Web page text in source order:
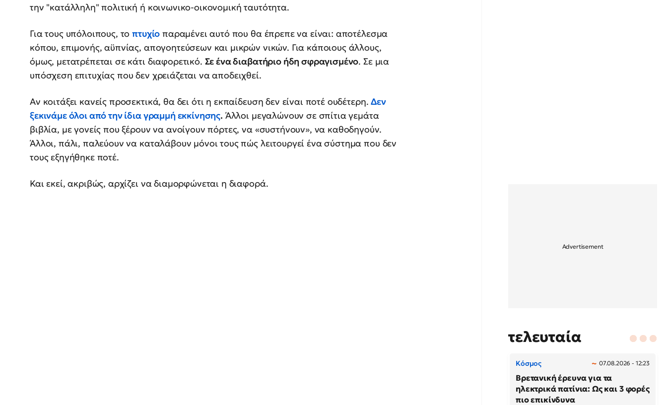
την "κατάλληλη" πολιτική ή κοινωνικο-οικονομική ταυτότητα.
Για τους υπόλοιπους, τοπτυχίο παραμένει αυτό που θα έπρεπε να είναι: αποτέλεσμα
κόπου, επιμονής, αϋπνίας, απογοητεύσεων και μικρών νικών. Για κάποιους άλλους,
όμως, μετατρέπεται σε κάτι διαφορετικό. Σε ένα διαβατήριο ήδη σφραγισμένο. Σε μια
υπόσχεση επιτυχίας που δεν χρειάζεται να αποδειχθεί.
Αν κοιτάξει κανείς προσεκτικά, θα δει ότι η εκπαίδευση δεν είναι ποτέ ουδέτερη.Δεν
ξεκινάμε όλοι από την ίδια γραμμή εκκίνησης. Άλλοι μεγαλώνουν σε σπίτια γεμάτα
βιβλία, με γονείς που ξέρουν να ανοίγουν πόρτες, να «συστήνουν», να καθοδηγούν.
Άλλοι, πάλι, παλεύουν να καταλάβουν μόνοι τους πώς λειτουργεί ένα σύστημα που δεν
τους εξηγήθηκε ποτέ.
Και εκεί, ακριβώς, αρχίζει να διαμορφώνεται η διαφορά.
τελευταία
Κόσμος 07.08.2026 - 12:23
Βρετανική έρευνα για τα
ηλεκτρικά πατίνια: Ως και 3 φορές
πιο επικίνδυνα